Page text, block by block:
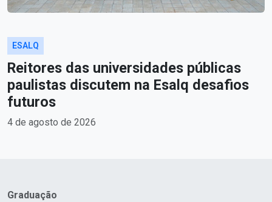
ESALQ
Reitores das universidades públicas
paulistas discutem na Esalq desafios
futuros
4 de agosto de 2026
Graduação